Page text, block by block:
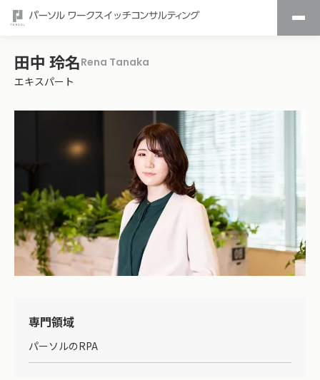
田中 玲名Rena Tanaka
エキスパート
専門領域
パーソルのRPA